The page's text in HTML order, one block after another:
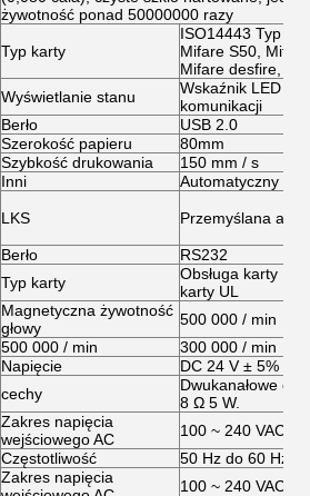
żywotność ponad 50000000 razy
Typ karty
ISO14443 Typ A
Mifare S50,
Mifare desfire,
Wyświetlanie stanu
Wskaźnik LED
komunikacji
Berło
USB 2.0
Szerokość papieru
80mm
Szybkość drukowania
150 mm / s
Inni
Automatyczny
LKS Przemyślana
Berło
RS232
Typ karty
Obsługa karty
karty UL
Magnetyczna żywotność
głowy
500 000 / min
500 000 / min
300 000 / min
Napięcie
DC 24 V ± 5%
cechy
Dwukanałowe
8 Ω 5 W.
Zakres napięcia
wejściowego AC
100 ~ 240 VAC
Częstotliwość
50 Hz do 60 Hz
Zakres napięcia
100 ~ 240 VAC